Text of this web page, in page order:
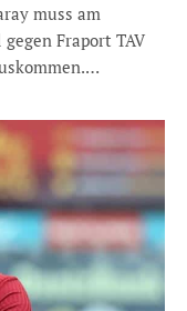
muss am
Fraport TAV